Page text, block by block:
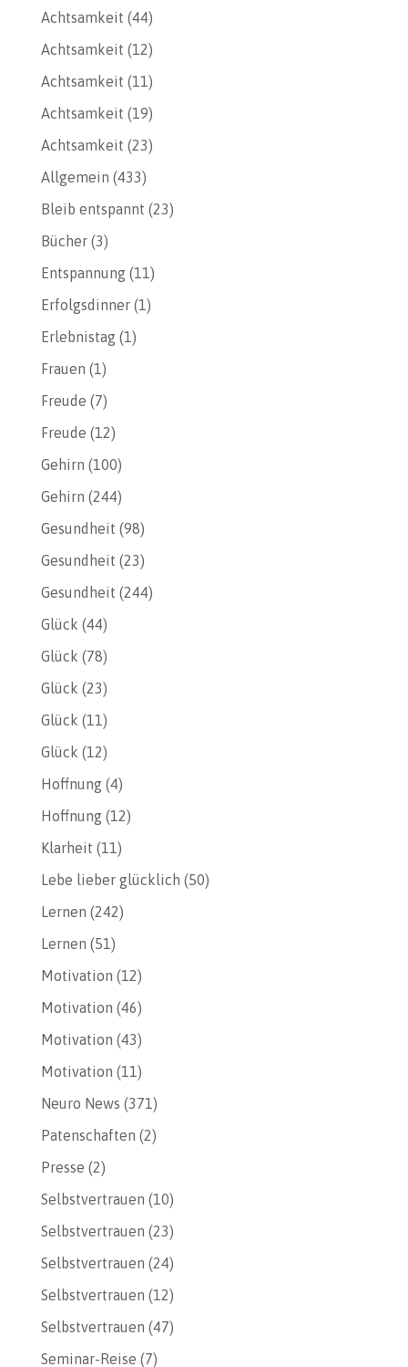
Achtsamkeit (44)
Achtsamkeit (12)
Achtsamkeit (11)
Achtsamkeit (19)
Achtsamkeit (23)
Allgemein (433)
Bleib entspannt (23)
Bücher(3)
Entspannung(11)
Erfolgsdinner(1)
Erlebnistag(1)
Frauen (1)
Freude (7)
Freude (12)
Gehirn (100)
Gehirn (244)
Gesundheit (98)
Gesundheit (23)
Gesundheit (244)
Glück (44)
Glück (78)
Glück (23)
Glück (11)
Glück (12)
Hoffnung(4)
Hoffnung(12)
Klarheit (11)
Lebe lieber glücklich (50)
Lernen (242)
Lernen (51)
Motivation (12)
Motivation (46)
Motivation (43)
Motivation (11)
Neuro News (371)
Patenschaften (2)
Presse (2)
Selbstvertrauen (10)
Selbstvertrauen (23)
Selbstvertrauen (24)
Selbstvertrauen (12)
Selbstvertrauen (47)
Seminar-Reise (7)